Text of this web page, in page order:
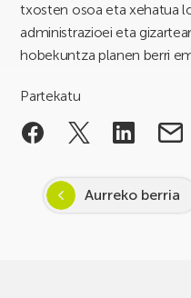
txosten osoa eta xehatua
administrazioei eta
hobekuntza planen berri
Partekatu
Aurreko berria